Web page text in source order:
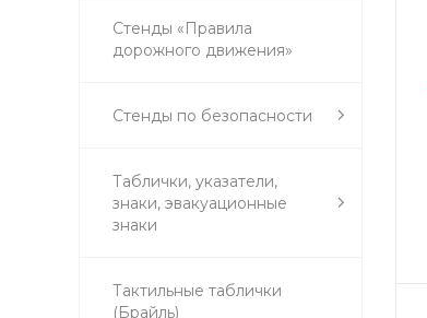
Стенды «Правила
дорожного движения»
Стенды по безопасности
Таблички, указатели,
знаки, эвакуационные
знаки
Тактильные таблички
(Брайль)